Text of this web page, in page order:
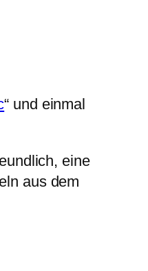
“ und einmal
eine
aus dem